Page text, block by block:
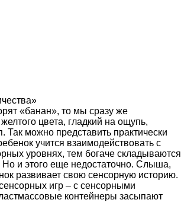
«банан», то мы сразу же
цвета, гладкий на ощупь,
Так можно представить практически
учится взаимодействовать с
уровнях, тем богаче складываются
и этого еще недостаточно. Слыша,
развивает свою сенсорную историю.
игр – с сенсорными
контейнеры засыпают